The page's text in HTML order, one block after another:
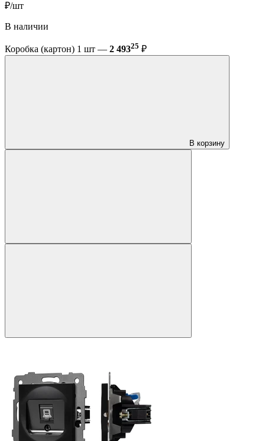
₽/шт
В наличии
Коробка (картон) 1 шт — 2 49325 ₽
В корзину